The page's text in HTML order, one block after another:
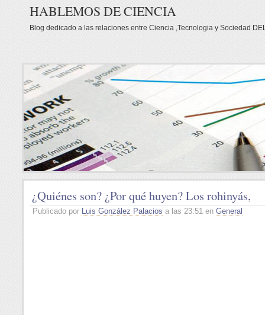
HABLEMOS DE CIENCIA
Blog dedicado a las relaciones entre Ciencia ,Tecnologia y Sociedad
¿Quiénes son? ¿Por qué huyen? Los rohinyás,
Publicado por Luis González Palacios a las 23:51 en General